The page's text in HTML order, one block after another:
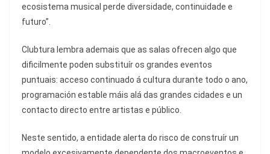
ecosistema musical perde diversidade, continuidade e
futuro”.
Clubtura lembra ademais que as salas ofrecen algo que
dificilmente poden substituír os grandes eventos
puntuais: acceso continuado á cultura durante todo o ano,
programación estable máis alá das grandes cidades e un
contacto directo entre artistas e público.
Neste sentido, a entidade alerta do risco de construír un